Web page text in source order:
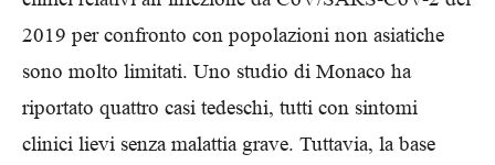
2019 per confronto con popolazioni non asiatiche
sono molto limitati. Uno studio di Monaco ha
riportato quattro casi tedeschi, tutti con sintomi
clinici lievi senza malattia grave. Tuttavia, la base